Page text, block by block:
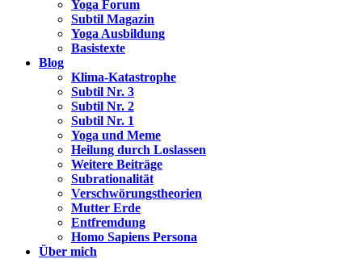
Yoga Forum
Subtil Magazin
Yoga Ausbildung
Basistexte
Blog
Klima-Katastrophe
Subtil Nr. 3
Subtil Nr. 2
Subtil Nr. 1
Yoga und Meme
Heilung durch Loslassen
Weitere Beiträge
Subrationalität
Verschwörungstheorien
Mutter Erde
Entfremdung
Homo Sapiens Persona
Über mich